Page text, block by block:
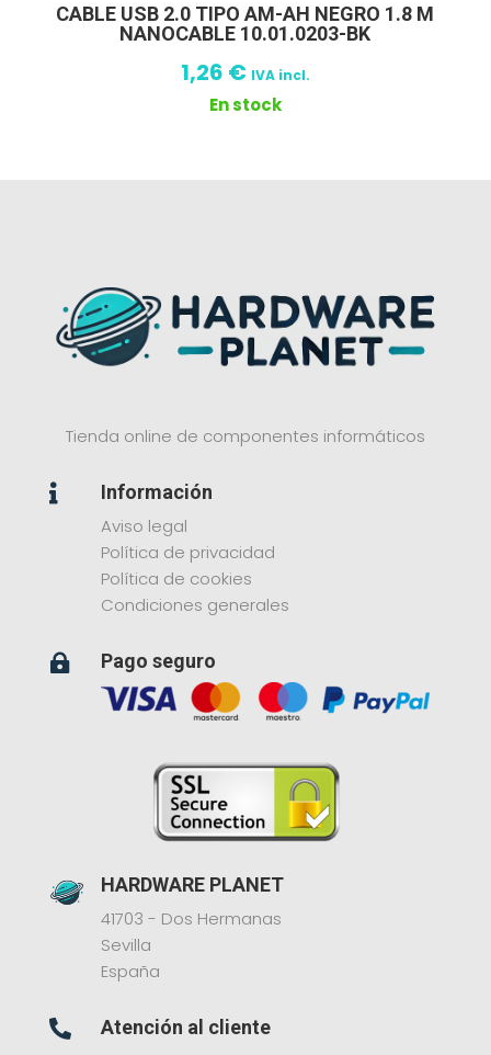
CABLE USB 2.0 TIPO AM-AH NEGRO 1.8 M
NANOCABLE 10.01.0203-BK
1,26 € IVA incl.
En stock
Tienda online de componentes informáticos

Información
Aviso legal
Política de privacidad
Política de cookies
Condiciones generales
 Pago seguro
HARDWARE PLANET
41703 - Dos Hermanas
Sevilla
España

Atención al cliente